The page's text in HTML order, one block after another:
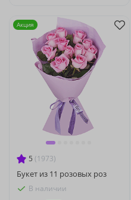
5 (1973)
Букет из 11 розовых роз
В наличии
Акция